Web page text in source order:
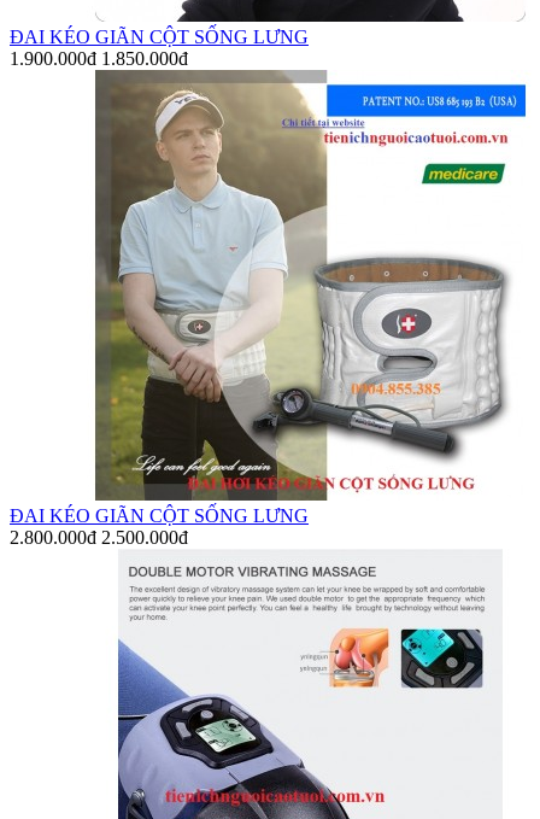
ĐAI KÉO GIÃN CỘT SỐNG LƯNG
1.900.000đ 1.850.000đ
ĐAI KÉO GIÃN CỘT SỐNG LƯNG
2.800.000đ 2.500.000đ